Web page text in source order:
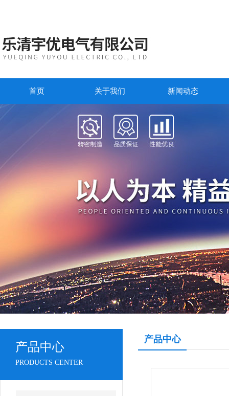
首页 关于我们 新闻动态
产品中心
PRODUCTS CENTER
产品中心